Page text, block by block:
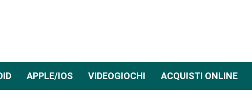
APPLE/IOS VIDEOGIOCHI ACQUISTI ONLINE